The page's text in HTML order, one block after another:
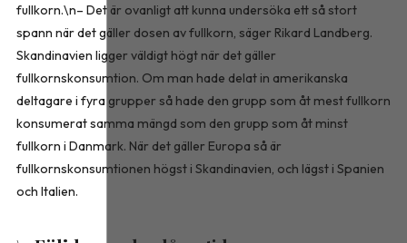
fullkorn.\n– Det är ovanligt att kunna undersöka ett så stort
spann när det gäller dosen av fullkorn, säger Rikard Landberg.
Skandinavien ligger väldigt högt när det gäller
fullkornskonsumtion. Om man hade delat in amerikanska
deltagare i fyra grupper så hade den grupp som åt mest fullkorn
konsumerat samma mängd som den grupp som åt minst
fullkorn i Danmark. När det gäller Europa så är
fullkornskonsumtionen högst i Skandinavien, och lägst i Spanien
och Italien.